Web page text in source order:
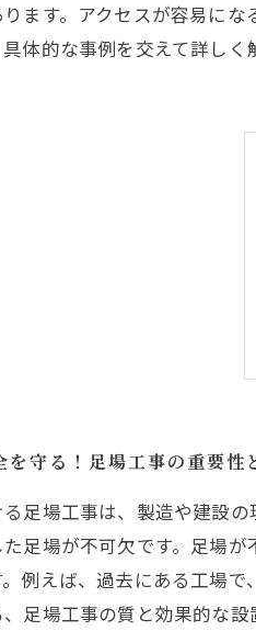
ます。アクセスが容易に
体的な事例を交えて詳しく
を守る！足場工事の重要性
足場工事は、製造や建設
足場が不可欠です。足場
例えば、過去にある工場
足場工事の質と効果的な